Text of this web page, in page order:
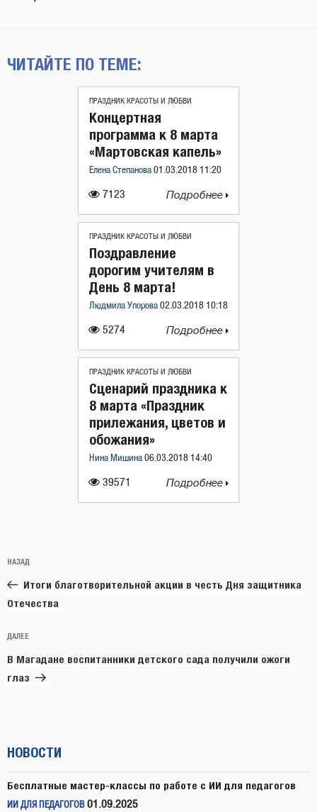
ЧИТАЙТЕ ПО ТЕМЕ:
ПРАЗДНИК КРАСОТЫ И ЛЮБВИ
7123
Концертная
программа к 8 марта
«Мартовская капель»
Елена Степанова 01.03.2018 11:20
Подробнее
ПРАЗДНИК КРАСОТЫ И ЛЮБВИ
5274
Поздравление
дорогим учителям в
День 8 марта!
Людмила Упорова 02.03.2018 10:18
Подробнее
ПРАЗДНИК КРАСОТЫ И ЛЮБВИ
39571
Сценарий праздника к
8 марта «Праздник
прилежания, цветов и
обожания»
Нина Мишина 06.03.2018 14:40
Подробнее
по
записям
Предыдущая
запись:
НАЗАД
Итоги благотворительной акции в честь Дня защитника
Отечества
Следующая
запись
ДАЛЕЕ
В Магадане воспитанники детского сада получили ожоги
глаз
НОВОСТИ
Бесплатные мастер-классы по работе с ИИ для педагогов
ИИ ДЛЯ ПЕДАГОГОВ 01.09.2025